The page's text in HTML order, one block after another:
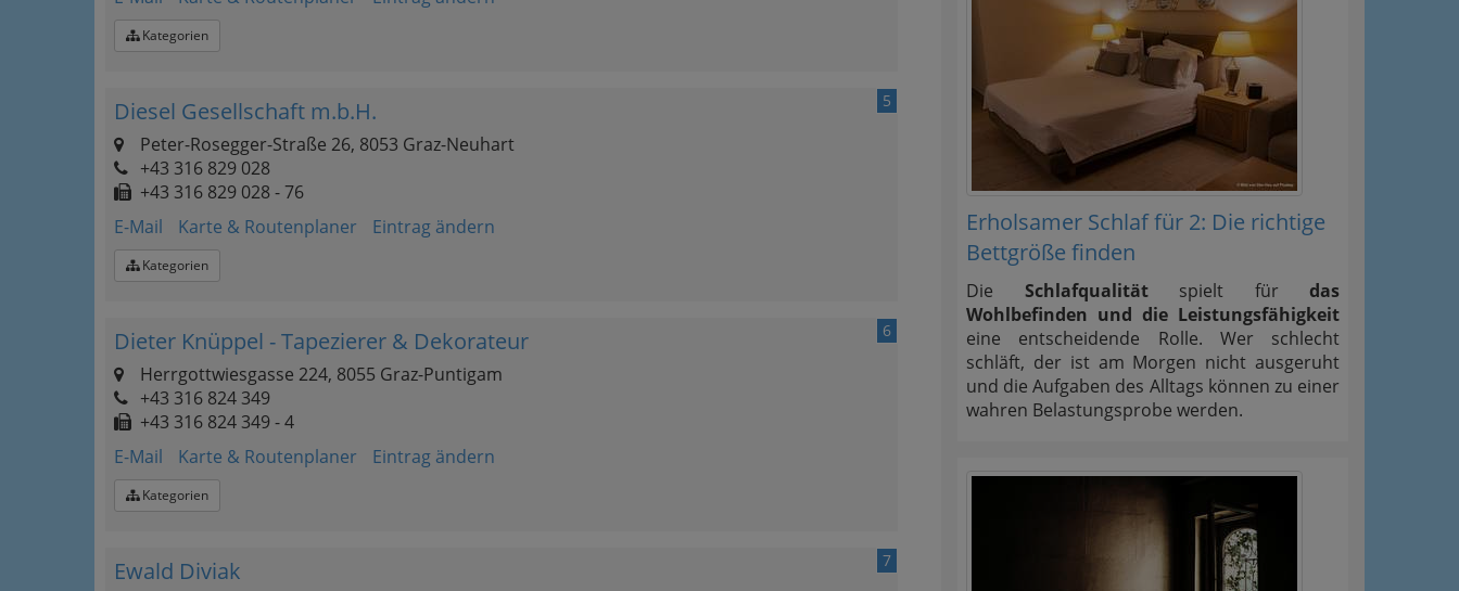
Kategorien
5
Diesel Gesellschaft m.b.H.
Peter-Rosegger-Straße 26, 8053 Graz-Neuhart
+43 316 829 028
+43 316 829 028 - 76
E-Mail
Karte & Routenplaner Eintrag ändern
Kategorien
6
Dieter Knüppel - Tapezierer & Dekorateur
Herrgottwiesgasse 224, 8055 Graz-Puntigam
+43 316 824 349
+43 316 824 349 - 4
E-Mail
Karte & Routenplaner Eintrag ändern
Kategorien
7
Ewald Diviak
Erholsamer Schlaf für 2: Die richtige
Bettgröße finden
Die Schlafqualitätspielt für das
Wohlbefinden und die Leistungsfähigkeit
eine entscheidende Rolle. Wer schlecht
schläft, der ist am Morgen nicht ausgeruht
und die Aufgaben des Alltags können zu einer
wahren Belastungsprobe werden.